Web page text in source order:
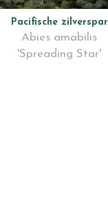
Pacifische zilverspar
Abies amabilis
'Spreading Star'